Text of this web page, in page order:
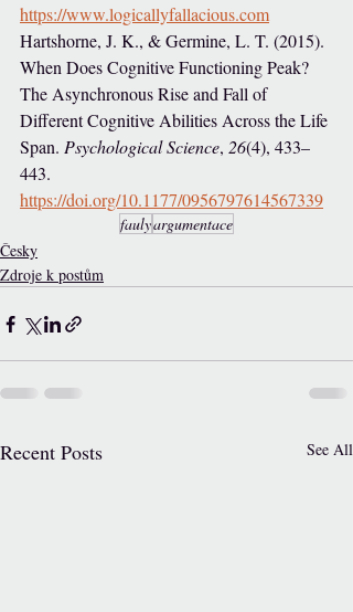
https://www.logicallyfallacious.com
Hartshorne, J. K., & Germine, L. T. (2015).
When Does Cognitive Functioning Peak?
The Asynchronous Rise and Fall of
Different Cognitive Abilities Across the Life
Span. Psychological Science, 26(4), 433–
443.
https://doi.org/10.1177/0956797614567339
faulyargumentace
Česky
Zdroje k postům
Recent Posts See All